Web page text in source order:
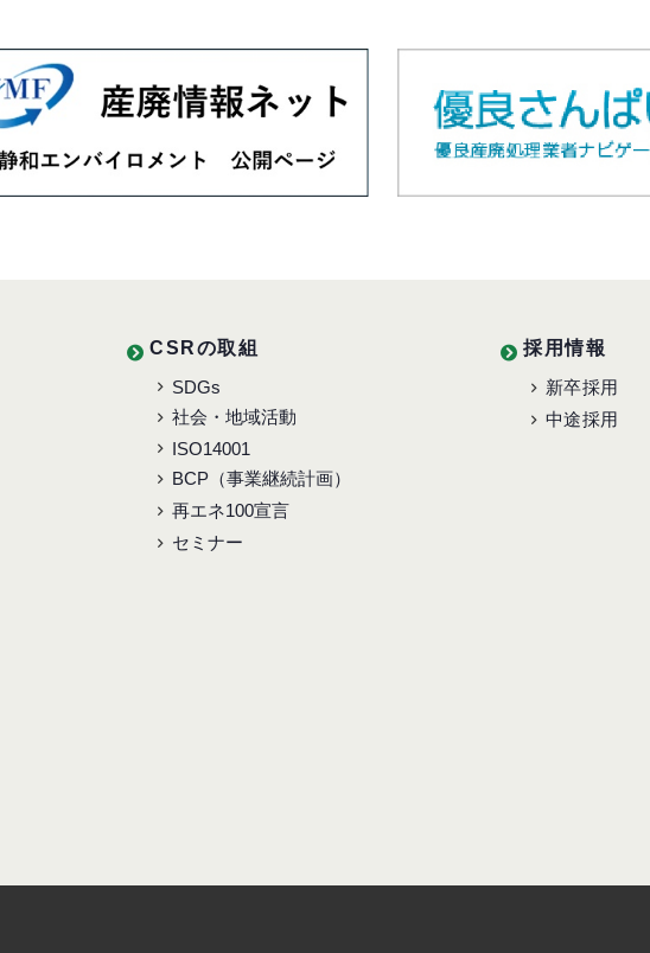
CSRの取組
SDGs
社会・地域活動
ISO14001
BCP（事業継続計画）
再エネ100宣言
セミナー
採用情報
新卒採用
中途採用